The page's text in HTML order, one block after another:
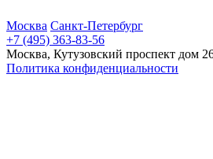
Москва Санкт-Петербург
+7 (495) 363-83-56
Москва, Кутузовский проспект дом
Политика конфиденциальности